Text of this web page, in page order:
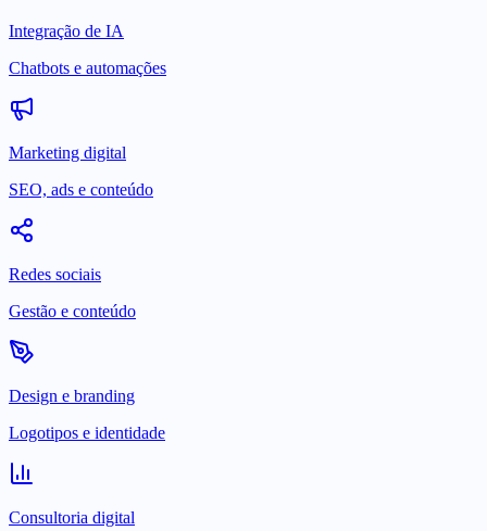
Integração de IA
Chatbots e automações
Marketing digital
SEO, ads e conteúdo
Redes sociais
Gestão e conteúdo
Design e branding
Logotipos e identidade
Consultoria digital